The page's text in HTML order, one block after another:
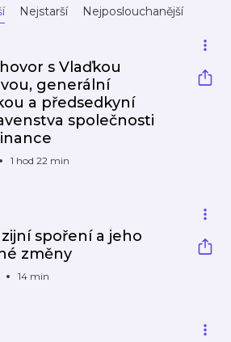
Nejstarší Nejposlouchanější
s Vlaďkou
generální
a předsedkyní
společnosti
1 hod 22 min
spoření a jeho
změny
14 min